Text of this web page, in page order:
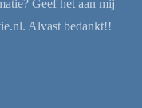
Geef het aan mij
. Alvast bedankt!!